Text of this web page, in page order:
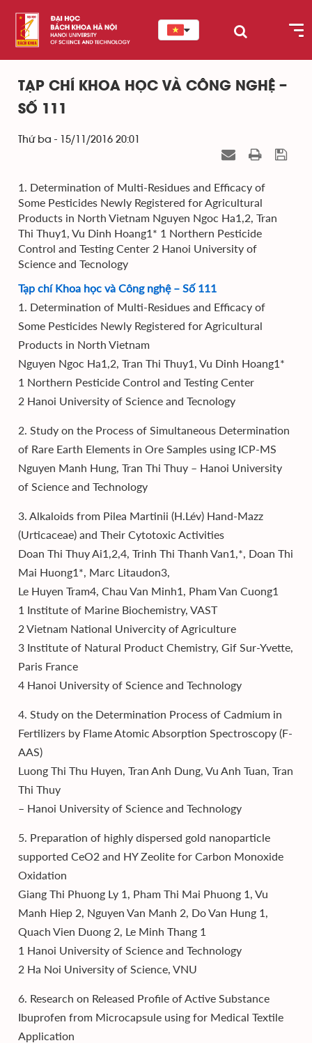
TẠP CHÍ KHOA HỌC VÀ CÔNG NGHỆ –
SỐ 111
Thứ ba - 15/11/2016 20:01
1. Determination of Multi-Residues and Efficacy of
Some Pesticides Newly Registered for Agricultural
Products in North Vietnam Nguyen Ngoc Ha1,2, Tran
Thi Thuy1, Vu Dinh Hoang1* 1 Northern Pesticide
Control and Testing Center 2 Hanoi University of
Science and Tecnology
Tạp chí Khoa học và Công nghệ – Số 111
1. Determination of Multi-Residues and Efficacy of
Some Pesticides Newly Registered for Agricultural
Products in North Vietnam
Nguyen Ngoc Ha1,2, Tran Thi Thuy1, Vu Dinh Hoang1*
1 Northern Pesticide Control and Testing Center
2 Hanoi University of Science and Tecnology
2. Study on the Process of Simultaneous Determination
of Rare Earth Elements in Ore Samples using ICP-MS
Nguyen Manh Hung, Tran Thi Thuy – Hanoi University
of Science and Technology
3. Alkaloids from Pilea Martinii (H.Lév) Hand-Mazz
(Urticaceae) and Their Cytotoxic Activities
Doan Thi Thuy Ai1,2,4, Trinh Thi Thanh Van1,*, Doan Thi
Mai Huong1*, Marc Litaudon3,
Le Huyen Tram4, Chau Van Minh1, Pham Van Cuong1
1 Institute of Marine Biochemistry, VAST
2 Vietnam National Univercity of Agriculture
3 Institute of Natural Product Chemistry, Gif Sur-Yvette,
Paris France
4 Hanoi University of Science and Technology
4. Study on the Determination Process of Cadmium in
Fertilizers by Flame Atomic Absorption Spectroscopy (F-
AAS)
Luong Thi Thu Huyen, Tran Anh Dung, Vu Anh Tuan, Tran
Thi Thuy
– Hanoi University of Science and Technology
5. Preparation of highly dispersed gold nanoparticle
supported CeO2 and HY Zeolite for Carbon Monoxide
Oxidation
Giang Thi Phuong Ly 1, Pham Thi Mai Phuong 1, Vu
Manh Hiep 2, Nguyen Van Manh 2, Do Van Hung 1,
Quach Vien Duong 2, Le Minh Thang 1
1 Hanoi University of Science and Technology
2 Ha Noi University of Science, VNU
6. Research on Released Profile of Active Substance
Ibuprofen from Microcapsule using for Medical Textile
Application